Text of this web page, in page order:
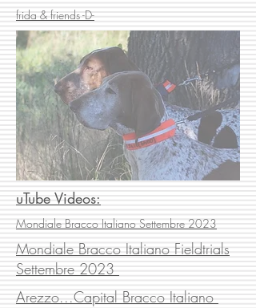
frida & friends-D-
uTube Videos:
Mondiale Bracco Italiano Settembre 2023
Mondiale Bracco Italiano Fieldtrials
Settembre 2023
Arezzo...Capital Bracco Italiano